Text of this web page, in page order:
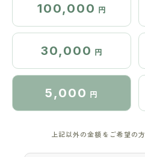
100,000 円
30,000 円
5,000 円
上記以外の金額をご希望の